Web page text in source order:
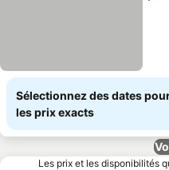
Sélectionnez des dates
les prix exacts
Les prix et les disponibilités